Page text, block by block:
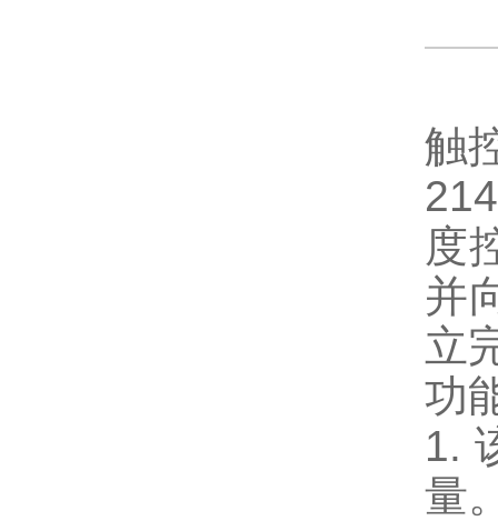
触
214
度
并
立
功
1.
量